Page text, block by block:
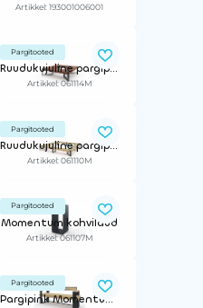
Artikkel: 193001006001
Pargitooted
Ruudukujuline pargipink Momentum
Artikkel: 061114M
Pargitooted
Ruudukujuline pargipink Momentum, 24-kohaline
Artikkel: 061110M
Pargitooted
Momentum kohvilaud
Artikkel: 061107M
Pargitooted
Pargipink Momentum (seljatugi+käetoed)